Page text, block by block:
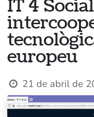
IT 4
europeu
21 de abril de